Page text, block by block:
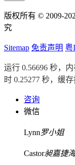
版权所有 © 2009-
究
Sitemap 免责声明 粤
运行 0.56696 秒，
时 0.25277 秒，缓
咨询
微信
Lynn罗小姐
Castor昶嘉捷